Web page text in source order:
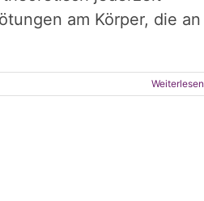
am Körper, die an
Weiterlesen